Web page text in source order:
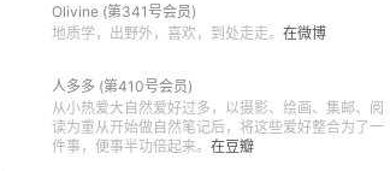
Olivine (第341号会员)
地质学，出野外，喜欢，到处走走。 在微博
人多多 (第410号会员)
从小热爱大自然爱好过多，以摄影、绘画、集邮、阅
读为重从开始做自然笔记后，将这些爱好整合为了一
件事，便事半功倍起来。 在豆瓣